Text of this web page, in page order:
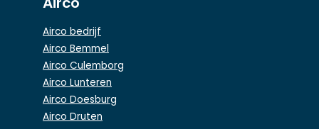
Airco bedrijf
Airco Bemmel
Airco Culemborg
Airco Lunteren
Airco Doesburg
Airco Druten